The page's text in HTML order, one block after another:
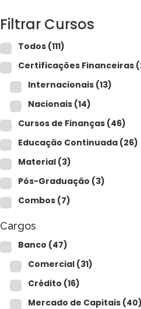
Para empresas
MINHA
Filtrar Cursos
Todos (111)
Certificações Financeiras
Internacionais (13)
Nacionais (14)
Cursos de Finanças (46)
Educação Continuada (26)
Material (3)
Pós-Graduação (3)
Combos (7)
Cargos
Banco (47)
Comercial (31)
Crédito (16)
Mercado de Capitais (40)